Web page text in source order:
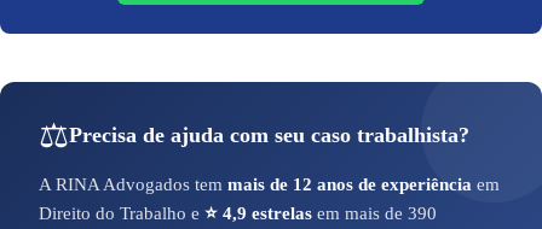
⚖️Precisa de ajuda com seu caso trabalhista?
A RINA Advogados tem mais de 12 anos de experiência em
Direito do Trabalho e ⭐ 4,9 estrelas em mais de 390